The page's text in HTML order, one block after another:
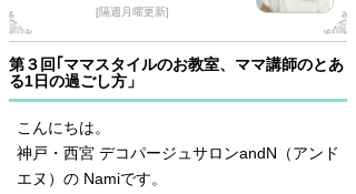
[隔週月曜更新]
第３回｢ママスタイルのお教室、ママ講師のとあ
る1日の過ごし方」
こんにちは。
神戸・西宮 デコパージュサロンandN（アンド
エヌ）の Namiです。